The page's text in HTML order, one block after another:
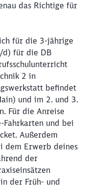
das Richtige für
für die 3-jährige
d) für die DB
2 in
befindet
und im 2. und 3.
Für die Anreise
Fahrkarten und bei
Außerdem
dem Erwerb deines
der
der Früh- und